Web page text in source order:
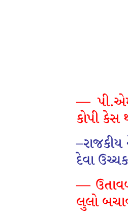
—
કોપી કેસ
દેવા
—
લુલો